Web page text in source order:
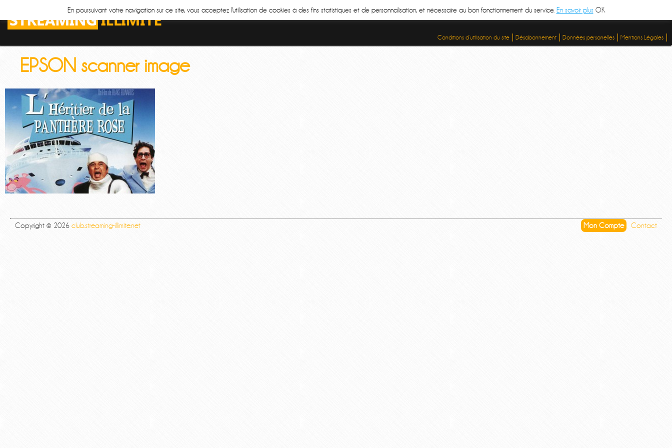
Conditions d’utilisation du site Désabonnement Données personelles Mentions Légales
EPSON scanner image
Mon Compte Contact
Copyright © 2026 club.streaming-illimite.net
En poursuivant votre navigation sur ce site, vous acceptez l'utilisation de cookies à des fins statistiques et de personnalisation, et nécessaire au bon fonctionnement du service. En savoir plus OK